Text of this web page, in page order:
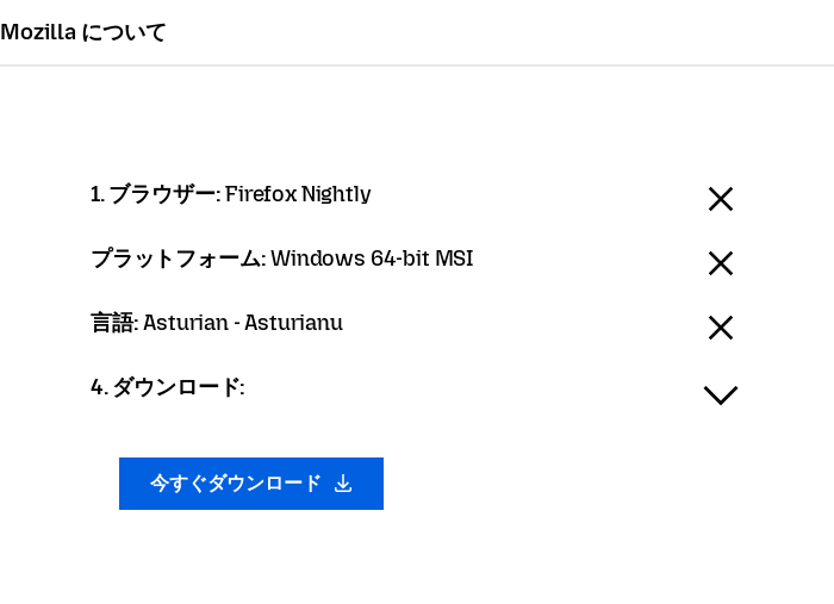
Mozilla について
1. ブラウザー:Firefox Nightly
プラットフォーム:Windows 64-bit MSI
言語:Asturian - Asturianu
4. ダウンロード:
今すぐダウンロード